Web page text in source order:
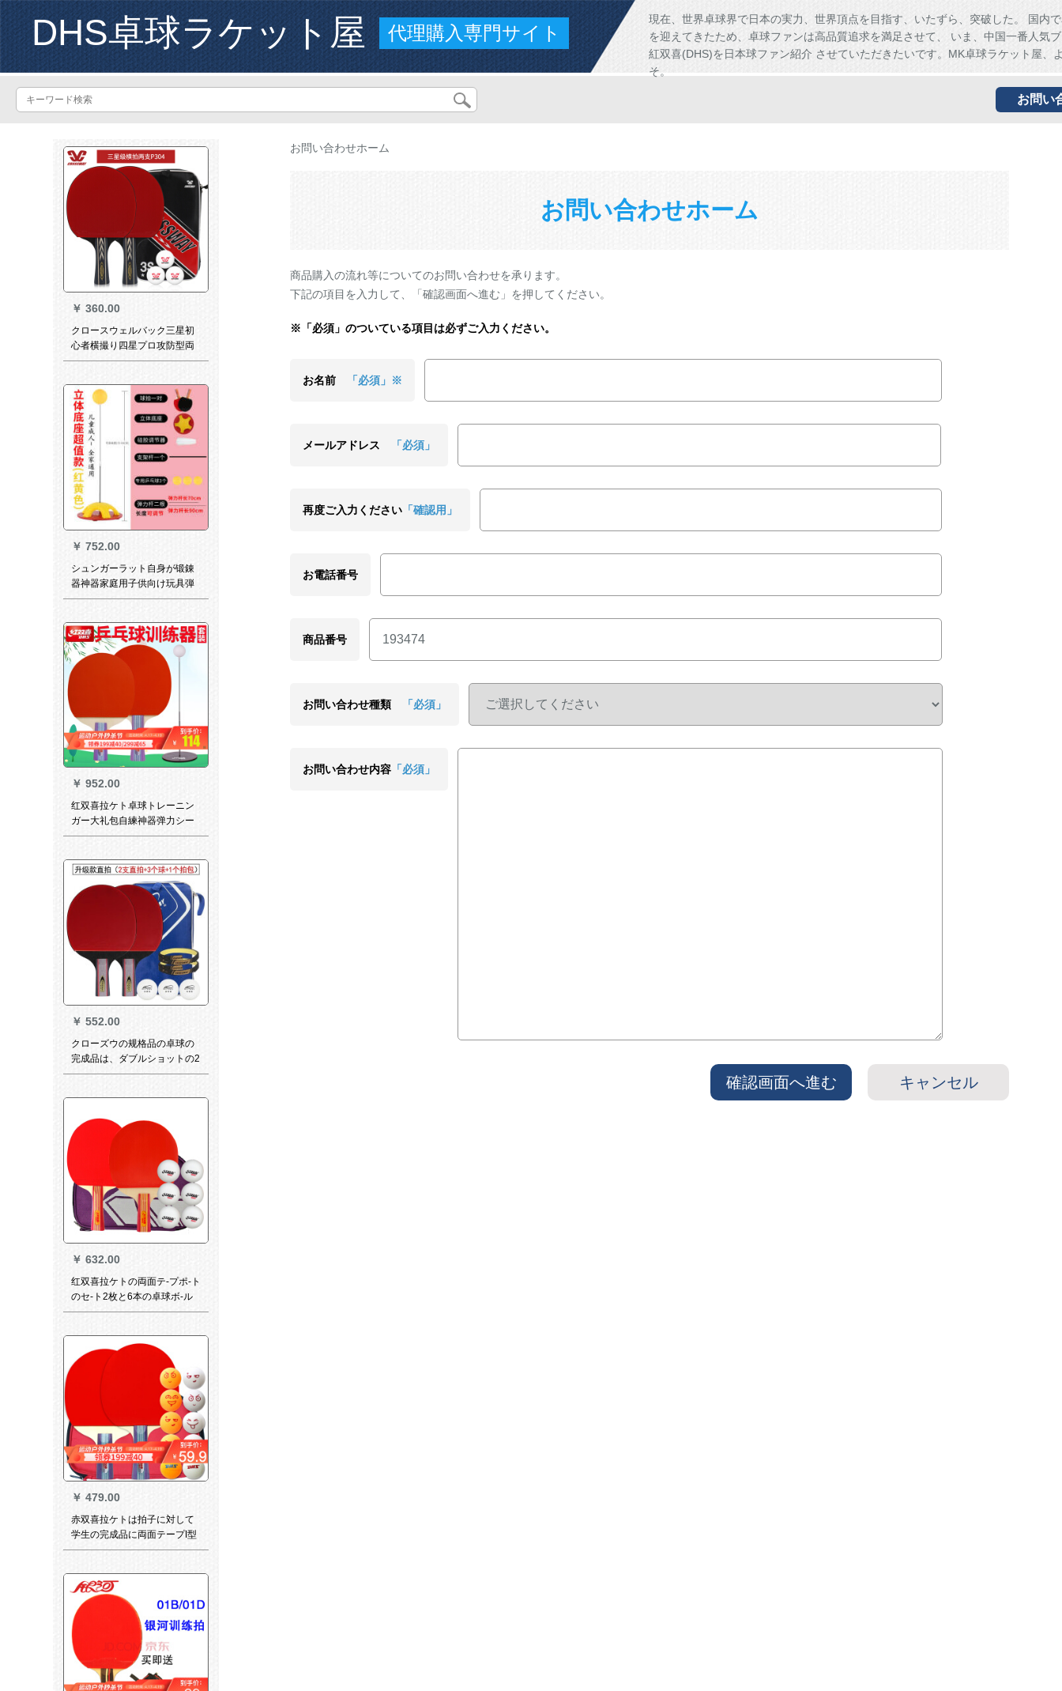
DHS卓球ラケット屋 代理購入専門サイト
現在、世界卓球界で日本の実力、世界頂点を目指す、いたずら、突破した。 国内
を迎えてきたため、卓球ファンは高品質追求を満足させて、 いま、中国一番人気
紅双喜(DHS)を日本球ファン紹介 させていただきたいです。MK卓球ラケット屋、
そ。
お問い
￥ 360.00
クロースウェルバック三星初
心者横撮り四星プロ攻防型両
面テープを学生に向けてテー
てみました。
￥ 752.00
シュンガーラット自身が锻錬
器神器家庭用子供向け玩具弾
力軟軸卓球トリニコン立体座
￥ 952.00
红双喜拉ケト卓球トレーニン
ガー大礼包自練神器弹力シー
ザーダブルショット初学子用
横に1赤双喜金属トリニコガー
￥ 552.00
クローズウの规格品の卓球の
完成品は、ダブルショットの2
匹の初心者の卓球ラッケル
します。
￥ 632.00
红双喜拉ケトの両面テ-プポ-ト
のセ-ト2枚と6本の卓球ボ-ル
とセ-トの横撮り1本をダブ-ル
￥ 479.00
赤双喜拉ケトは拍子に対して
学生の完成品に両面テープI型
をたたきます。直写は1本+横
を送ります。）
お問い合わせホーム
お問い合わせホーム
商品購入の流れ等についてのお問い合わせを承ります。
下記の項目を入力して、「確認画面へ進む」を押してください。
※「必須」のついている項目は必ずご入力ください。
お名前 「必須」※
メールアドレス 「必須」
再度ご入力ください 「確認用」
お電話番号
商品番号
お問い合わせ種類 「必須」
お問い合わせ内容 「必須」
キャンセル
確認画面へ進む